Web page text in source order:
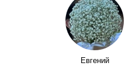
Евгений